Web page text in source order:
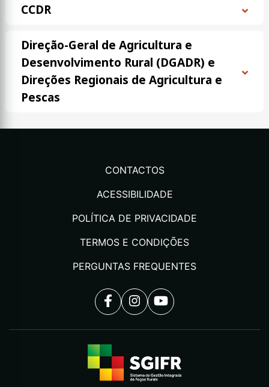
CCDR
Direção-Geral de Agricultura e
Desenvolvimento Rural (DGADR) e
Direções Regionais de Agricultura e
Pescas
CONTACTOS
ACESSIBILIDADE
POLÍTICA DE PRIVACIDADE
TERMOS E CONDIÇÕES
PERGUNTAS FREQUENTES